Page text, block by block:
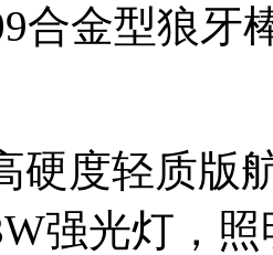
合金型狼牙
硬度轻质版
强光灯，